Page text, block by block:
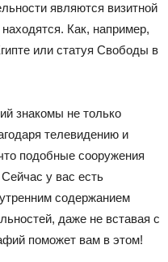
являются визитной
находятся. Как, например,
или статуя Свободы в
знакомы не только
телевидению и
подобные сооружения
у вас есть
содержанием
даже не вставая с
поможет вам в этом!